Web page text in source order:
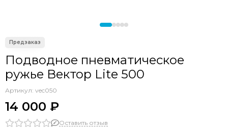
Подводное пневматическое
ружье Вектор Lite 500
Артикул: vec050
14 000 ₽
Оставить отзыв